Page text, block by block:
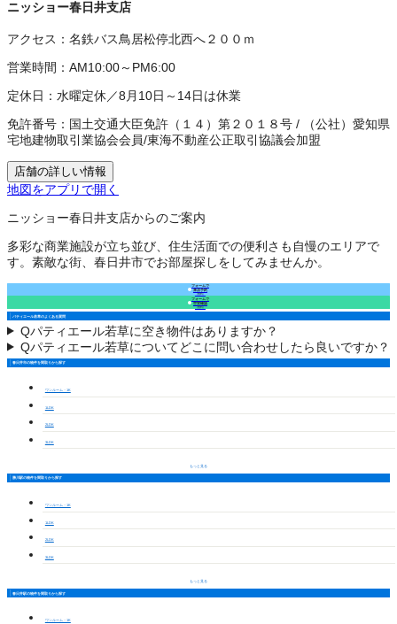
ニッショー春日井支店
アクセス： 名鉄バス鳥居松停北西へ２００ｍ
営業時間： AM10:00～PM6:00
定休日： 水曜定休／8月10日～14日は休業
免許番号： 国土交通大臣免許（１４）第２０１８号 /
（公社）愛知県
宅地建物取引業協会会員/東海不動産公正取引協議会加盟
店舗の詳しい情報
地図をアプリで開く
ニッショー春日井支店からのご案内
多彩な商業施設が立ち並び、住生活面での便利さも自慢のエリアで
す。素敵な街、春日井市でお部屋探しをしてみませんか。
フォームで
来店予約
（無料）
フォームで
空室確認
（無料）
パティエール若草のよくある質問
Qパティエール若草に空き物件はありますか？
Qパティエール若草についてどこに問い合わせしたら良いですか？
春日井市の物件を間取りから探す
ワンルーム・1K
1LDK
2LDK
3LDK
もっと見る
勝川駅の物件を間取りから探す
ワンルーム・1K
1LDK
2LDK
3LDK
もっと見る
春日井駅の物件を間取りから探す
ワンルーム・1K